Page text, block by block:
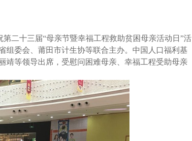
二十三届“母亲节暨幸福工程救助贫困母亲活动日”活
组委会、莆田市计生协等联合主办。中国人口福利基
靖等领导出席，受慰问困难母亲、幸福工程受助母亲